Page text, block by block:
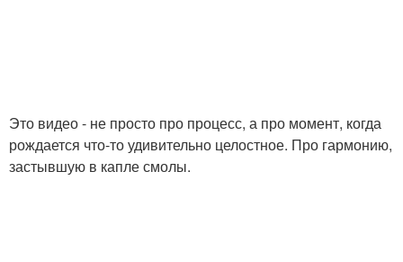
Это видео - не просто про процесс, а про момент, когда
рождается что-то удивительно целостное. Про гармонию,
застывшую в капле смолы.